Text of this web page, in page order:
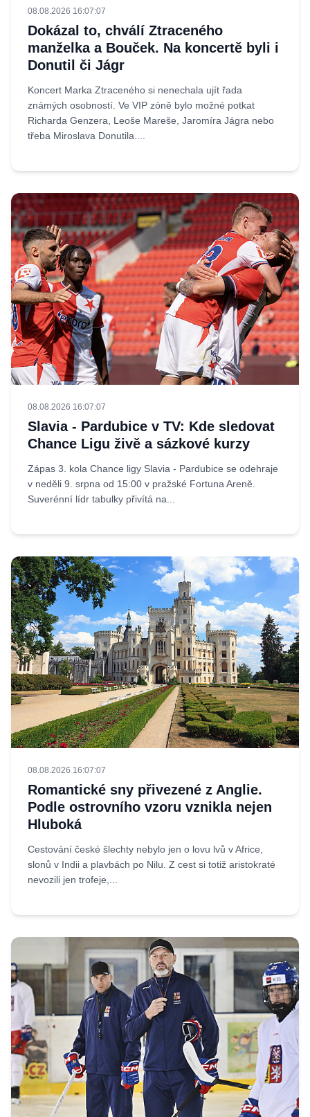
08.08.2026 16:07:07
Dokázal to, chválí Ztraceného
manželka a Bouček. Na koncertě byli i
Donutil či Jágr
Koncert Marka Ztraceného si nenechala ujít řada
známých osobností. Ve VIP zóně bylo možné potkat
Richarda Genzera, Leoše Mareše, Jaromíra Jágra nebo
třeba Miroslava Donutila....
08.08.2026 16:07:07
Slavia - Pardubice v TV: Kde sledovat
Chance Ligu živě a sázkové kurzy
Zápas 3. kola Chance ligy Slavia - Pardubice se odehraje
v neděli 9. srpna od 15:00 v pražské Fortuna Areně.
Suverénní lídr tabulky přivítá na...
08.08.2026 16:07:07
Romantické sny přivezené z Anglie.
Podle ostrovního vzoru vznikla nejen
Hluboká
Cestování české šlechty nebylo jen o lovu lvů v Africe,
slonů v Indii a plavbách po Nilu. Z cest si totiž aristokraté
nevozili jen trofeje,...